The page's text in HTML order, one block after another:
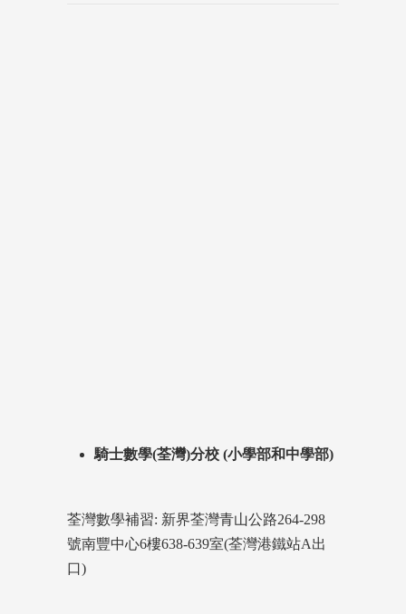
騎士數學(荃灣)分校 (小學部和中學部)
荃灣數學補習: 新界荃灣青山公路264-298
號南豐中心6樓638-639室(荃灣港鐵站A出
口)